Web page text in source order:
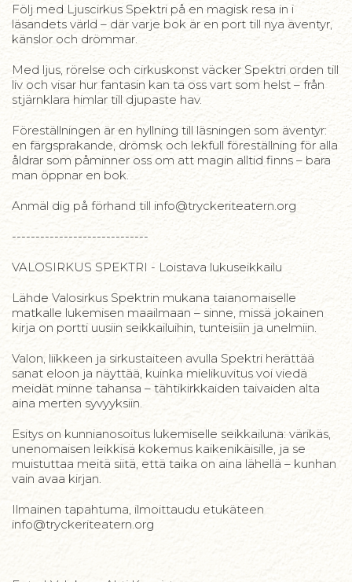
Följ med Ljuscirkus Spektri på en magisk resa in i
läsandets värld – där varje bok är en port till nya äventyr,
känslor och drömmar.
Med ljus, rörelse och cirkuskonst väcker Spektri orden till
liv och visar hur fantasin kan ta oss vart som helst – från
stjärnklara himlar till djupaste hav.
Föreställningen är en hyllning till läsningen som äventyr:
en färgsprakande, drömsk och lekfull föreställning för alla
åldrar som påminner oss om att magin alltid finns – bara
man öppnar en bok.
Anmäl dig på förhand till info@tryckeriteatern.org
-----------------------------
VALOSIRKUS SPEKTRI - Loistava lukuseikkailu
Lähde Valosirkus Spektrin mukana taianomaiselle
matkalle lukemisen maailmaan – sinne, missä jokainen
kirja on portti uusiin seikkailuihin, tunteisiin ja unelmiin.
Valon, liikkeen ja sirkustaiteen avulla Spektri herättää
sanat eloon ja näyttää, kuinka mielikuvitus voi viedä
meidät minne tahansa – tähtikirkkaiden taivaiden alta
aina merten syvyyksiin.
Esitys on kunnianosoitus lukemiselle seikkailuna: värikäs,
unenomaisen leikkisä kokemus kaikenikäisille, ja se
muistuttaa meitä siitä, että taika on aina lähellä – kunhan
vain avaa kirjan.
Ilmainen tapahtuma, ilmoittaudu etukäteen
info@tryckeriteatern.org